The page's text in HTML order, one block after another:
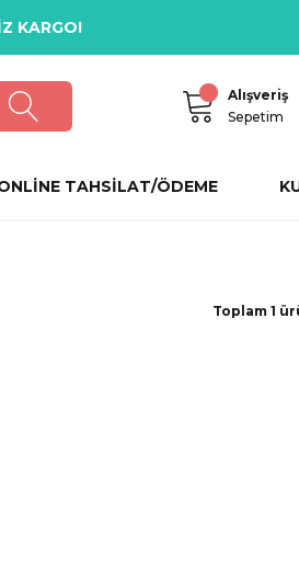
KARGO!
Alışveriş
Sepetim
TAHSİLAT/ÖDEME
Toplam 1